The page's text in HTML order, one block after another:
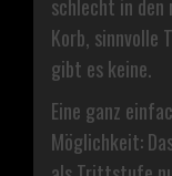
schlecht in den
Korb,
gibt es keine.
Eine ganz
Möglichkeit: